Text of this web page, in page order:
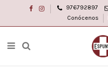
AccesoAcceso 976792897
Conócenos